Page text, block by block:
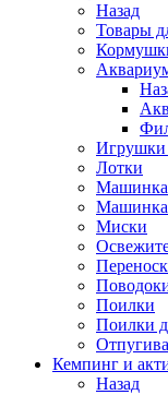
Назад
Товары
Игрушки
Лотки
Машинка
Машинка
Миски
Поилки
Поилки
Кемпинг и
Назад